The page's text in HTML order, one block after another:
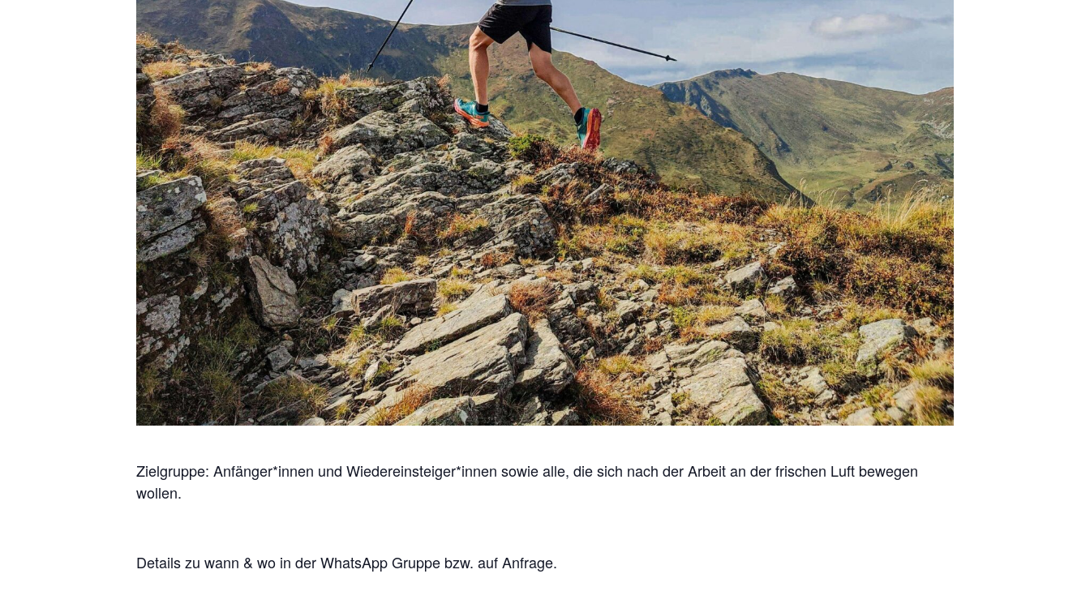
Zielgruppe: Anfänger*innen und Wiedereinsteiger*innen sowie alle, die sich nach der Arbeit an der frischen Luft bewegen
wollen.
Details zu wann & wo in der WhatsApp Gruppe bzw. auf Anfrage.